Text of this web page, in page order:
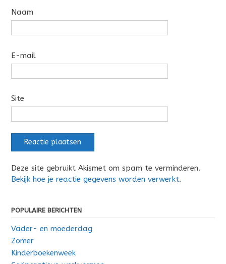
Naam
E-mail
Site
Deze site gebruikt Akismet om spam te verminderen.
Bekijk hoe je reactie gegevens worden verwerkt.
POPULAIRE BERICHTEN
Vader- en moederdag
Zomer
Kinderboekenweek